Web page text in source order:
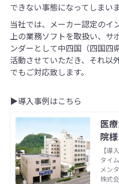
できない事態になってしまいま
当社では、メーカー認定のイ
上の業務ソフトを取扱い、サ
ンダーとして中四国（四国四
活動させていただき、それ以
でもご対応致します。
▶導入事例はこちら
医
院様
【
タイ
メン
ート
株式